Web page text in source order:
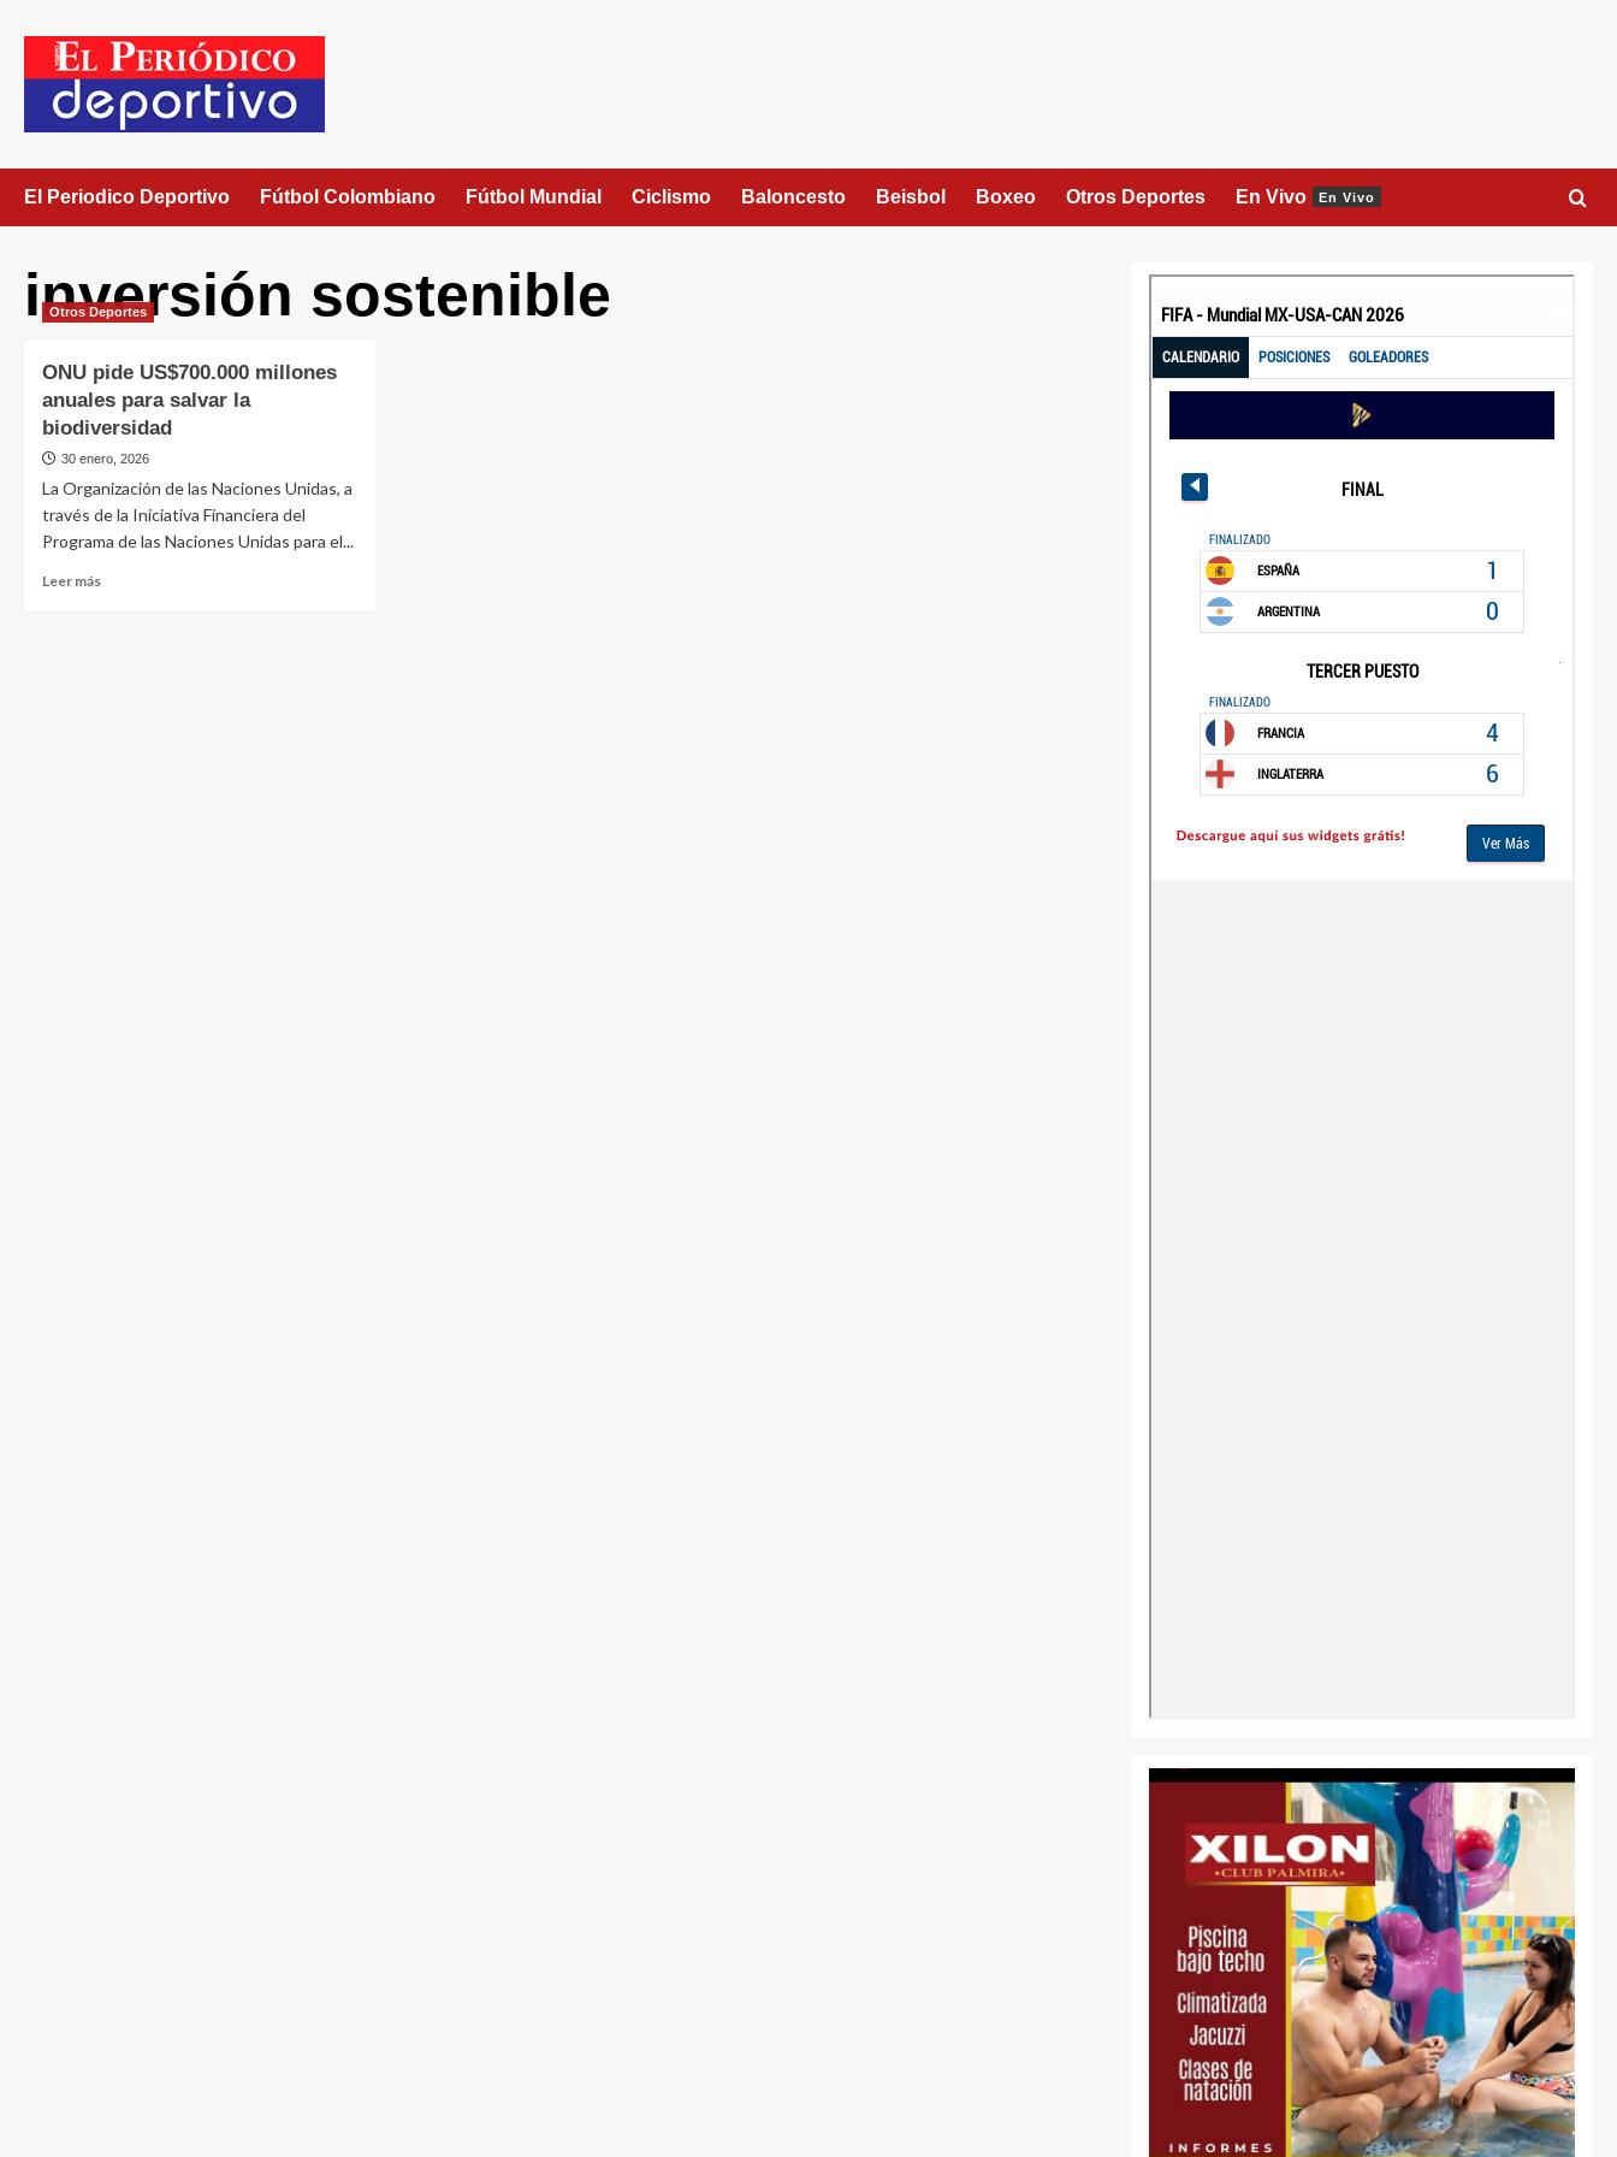
El Periodico Deportivo Fútbol Colombiano Fútbol Mundial Ciclismo Baloncesto Beisbol Boxeo Otros Deportes En Vivo En Vivo
inversión sostenible
Otros Deportes
ONU pide US$700.000 millones
anuales para salvar la
biodiversidad
30 enero, 2026
La Organización de las Naciones Unidas, a
través de la Iniciativa Financiera del
Programa de las Naciones Unidas para el...
Leer más